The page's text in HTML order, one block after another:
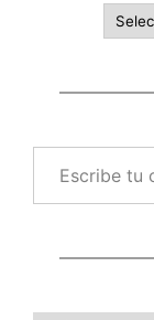
Escribe tu correo electrónico…